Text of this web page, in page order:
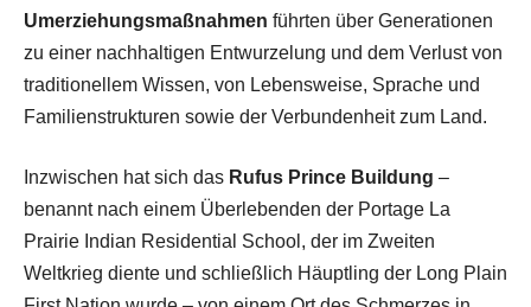
Umerziehungsmaßnahmen führten über Generationen
zu einer nachhaltigen Entwurzelung und dem Verlust von
traditionellem Wissen, von Lebensweise, Sprache und
Familienstrukturen sowie der Verbundenheit zum Land.
Inzwischen hat sich das Rufus Prince Buildung –
benannt nach einem Überlebenden der Portage La
Prairie Indian Residential School, der im Zweiten
Weltkrieg diente und schließlich Häuptling der Long Plain